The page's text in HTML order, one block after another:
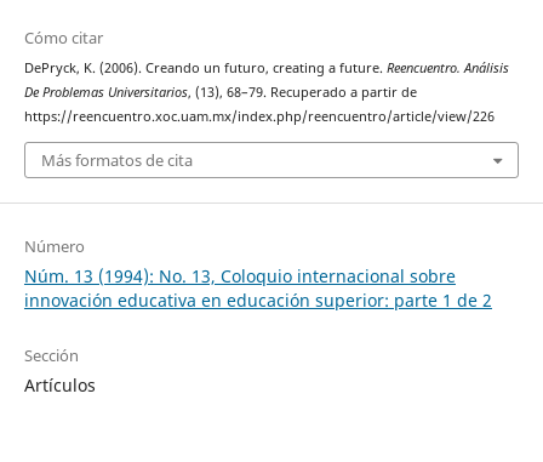
Cómo citar
DePryck, K. (2006). Creando un futuro, creating a future. Reencuentro. Análisis
De Problemas Universitarios, (13), 68–79. Recuperado a partir de
https://reencuentro.xoc.uam.mx/index.php/reencuentro/article/view/226
Más formatos de cita
Número
Núm. 13 (1994): No. 13, Coloquio internacional sobre
innovación educativa en educación superior: parte 1 de 2
Sección
Artículos